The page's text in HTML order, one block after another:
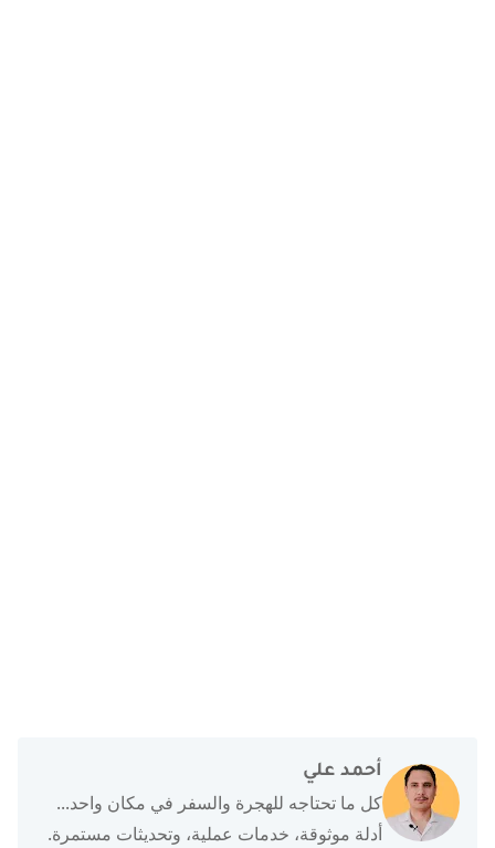
أحمد علي
كل ما تحتاجه للهجرة والسفر في مكان واحد...
أدلة موثوقة، خدمات عملية، وتحديثات مستمرة.